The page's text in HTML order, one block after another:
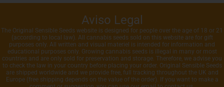
Aviso Legal
The Original Sensible Seeds website is designed for people over the age of 18 or 21
(according to local law). All cannabis seeds sold on this website are for gift
purposes only. All written and visual materiel is intended for information and
educational purposes only. Growing cannabis seeds is illegal in many or most
countries and are only sold for preservation and storage. Therefore, we advise you
to check the law in your country before placing your order. Original Sensible Seeds
are shipped worldwide and we provide free, full tracking throughout the UK and
Europe (free shipping depends on the value of the order). If you want to make a